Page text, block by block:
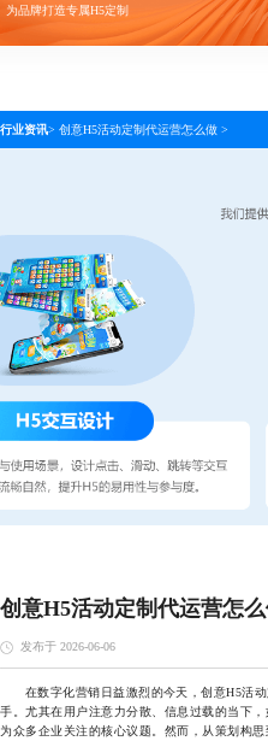
为品牌打造专属H5定制
行业资讯> 创意H5活动定制代运营怎么做 >
创意H5活动定制代运营怎
发布于 2026-06-06
在数字化营销日益激烈的今天，创意H5活动
手。尤其在用户注意力分散、信息过载的当下
为众多企业关注的核心议题。然而，从策划构